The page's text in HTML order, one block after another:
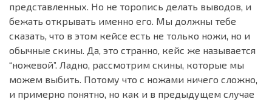
представленных. Но не торопись делать выводов, и
бежать открывать именно его. Мы должны тебе
сказать, что в этом кейсе есть не только ножи, но и
обычные скины. Да, это странно, кейс же называется
“ножевой”. Ладно, рассмотрим скины, которые мы
можем выбить. Потому что с ножами ничего сложно,
и примерно понятно, но как и в предыдущем случае